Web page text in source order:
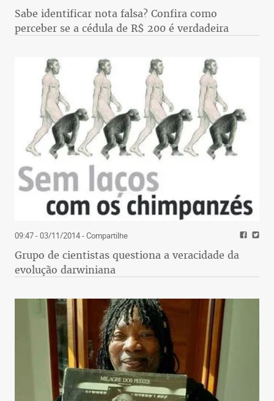
Sabe identificar nota falsa? Confira como
perceber se a cédula de R$ 200 é verdadeira
09:47 - 03/11/2014- Compartilhe
Grupo de cientistas questiona a veracidade da
evolução darwiniana